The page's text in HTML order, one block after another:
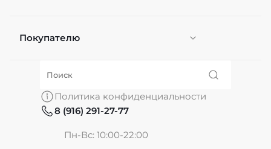
Персонификация
Покупателю
О нас
Политика конфиденциальности
8 (916) 291-27-77
Пн-Вс: 10:00-22:00